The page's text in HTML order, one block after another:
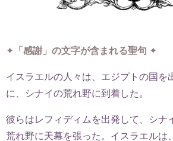
✦ 「感謝」の文字が含まれる聖句 ✦
イスラエルの人々は、エジプトの国を
に、シナイの荒れ野に到着した。
彼らはレフィディムを出発して、シナ
荒れ野に天幕を張った。イスラエルは